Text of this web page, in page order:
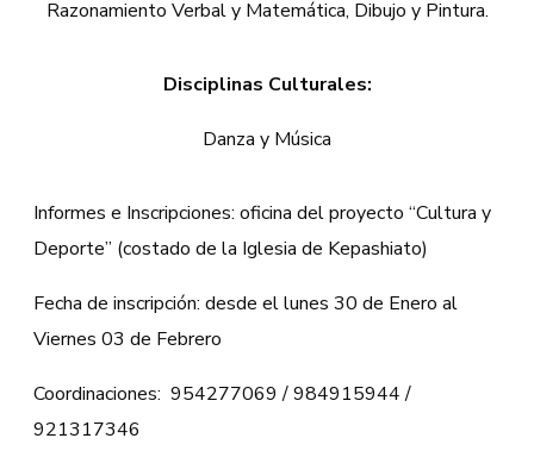
Razonamiento Verbal y Matemática, Dibujo y Pintura.
Disciplinas Culturales:
Danza y Música
Informes e Inscripciones: oficina del proyecto “Cultura y
Deporte” (costado de la Iglesia de Kepashiato)
Fecha de inscripción: desde el lunes 30 de Enero al
Viernes 03 de Febrero
Coordinaciones: 954277069 / 984915944 /
921317346